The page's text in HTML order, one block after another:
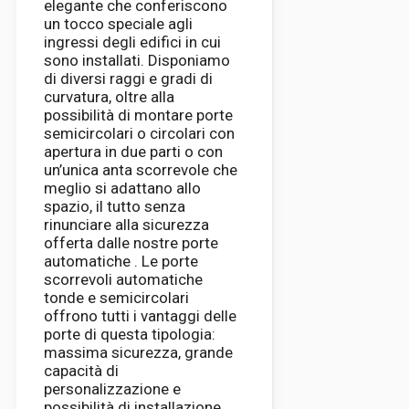
elegante che conferiscono
un tocco speciale agli
ingressi degli edifici in cui
sono installati. Disponiamo
di diversi raggi e gradi di
curvatura, oltre alla
possibilità di montare porte
semicircolari o circolari con
apertura in due parti o con
un’unica anta scorrevole che
meglio si adattano allo
spazio, il tutto senza
rinunciare alla sicurezza
offerta dalle nostre porte
automatiche . Le porte
scorrevoli automatiche
tonde e semicircolari
offrono tutti i vantaggi delle
porte di questa tipologia:
massima sicurezza, grande
capacità di
personalizzazione e